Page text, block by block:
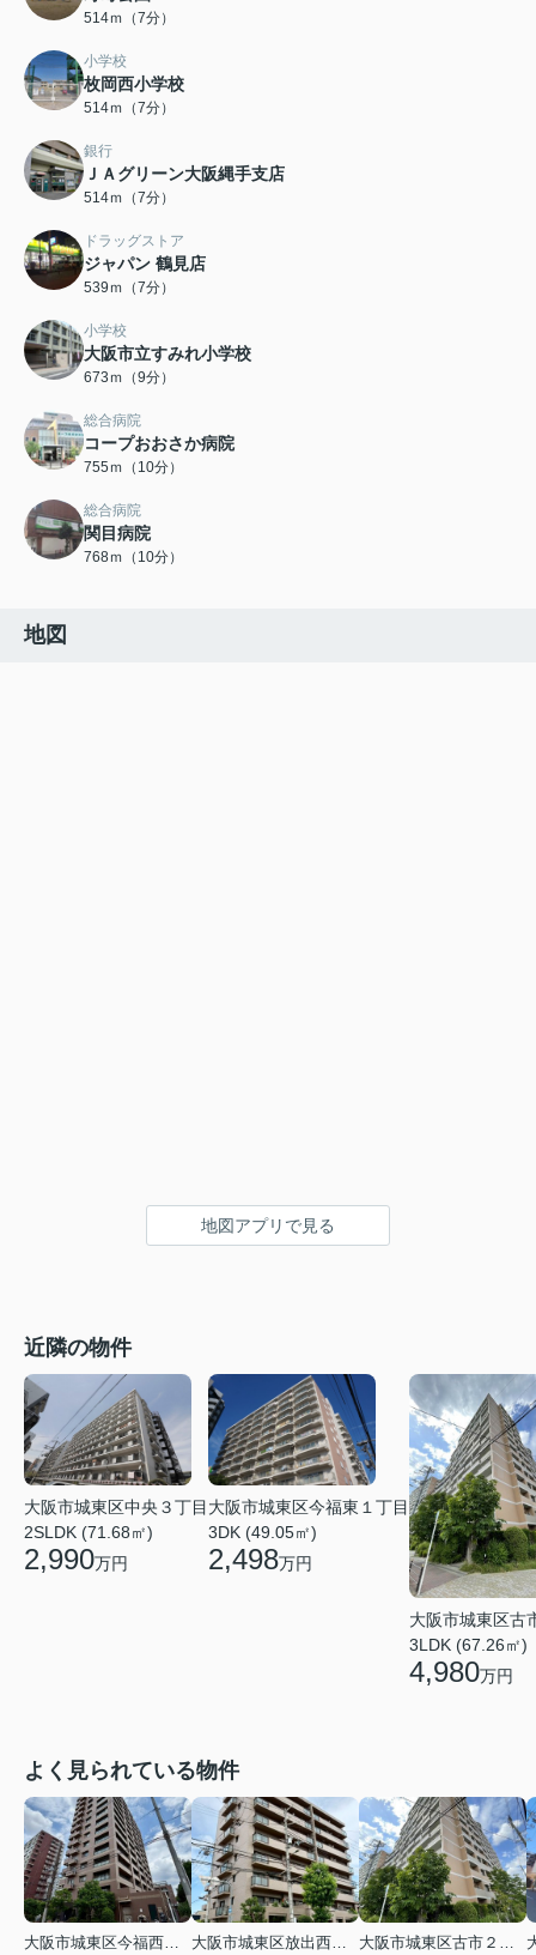
514ｍ（7分）
小学校
枚岡西小学校
514ｍ（7分）
銀行
ＪＡグリーン大阪縄手支店
514ｍ（7分）
ドラッグストア
ジャパン 鶴見店
539ｍ（7分）
小学校
大阪市立すみれ小学校
673ｍ（9分）
総合病院
コープおおさか病院
755ｍ（10分）
総合病院
関目病院
768ｍ（10分）
地図
地図アプリで見る
近隣の物件
大阪市城東区中央３丁目
2SLDK (71.68㎡)
2,990万円
大阪市城東区今福東１丁目
3DK (49.05㎡)
2,498万円
大阪市城東区古
3LDK (67.26㎡)
4,980万円
よく見られている物件
大阪市城東区今福西６丁目
大阪市城東区放出西１丁目
大阪市城東区古市２丁目